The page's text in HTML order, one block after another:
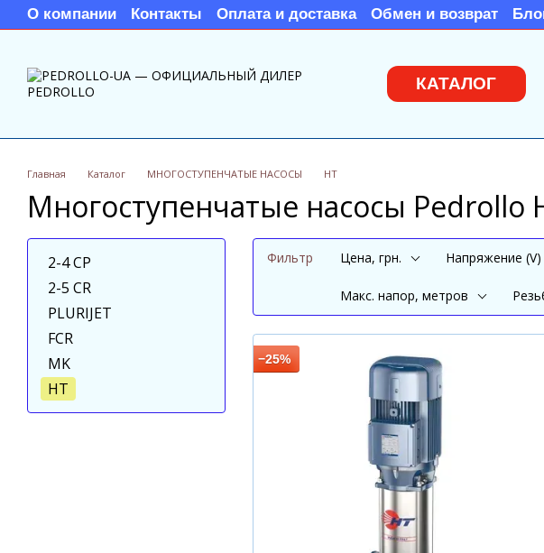
Перейти к основному контенту
О компании Контакты Оплата и доставка Обмен и возврат
КАТАЛОГ
Главная Каталог МНОГОСТУПЕНЧАТЫЕ НАСОСЫ HT
Многоступенчатые насосы Pedrollo
Фильтр Цена, грн. Напряжение (V)
Maкс. напор, метров
−25%
2-4 CP
2-5 CR
PLURIJET
FCR
MK
HT